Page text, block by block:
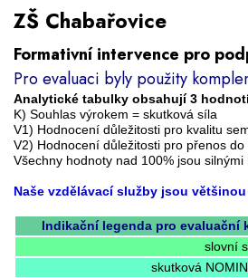
ZŠ Chabařovice
Formativní intervence pro
Pro evaluaci byly použity
Analytické tabulky obsahují 3
K) Souhlas výrokem = skutková síla
V1) Hodnocení důležitosti pro kvalitu
V2) Hodnocení důležitosti pro přenos
Všechny hodnoty nad 100% jsou
Naše vzdělávací služby jsou
Indikační legenda pro evaluační
slovní
skutková